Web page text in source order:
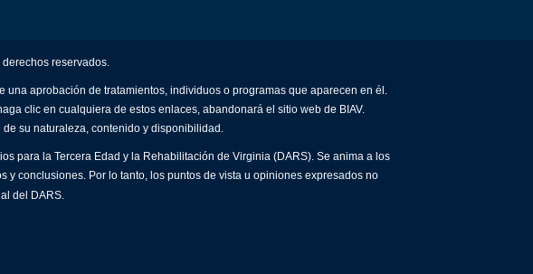
reservados.
aprobación de tratamientos, individuos o programas que aparecen en él.
clic en cualquiera de estos enlaces, abandonará el sitio web de BIAV.
su naturaleza, contenido y disponibilidad.
para la Tercera Edad y la Rehabilitación de Virginia (DARS). Se anima a los
conclusiones. Por lo tanto, los puntos de vista u opiniones expresados no
del DARS.